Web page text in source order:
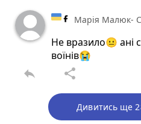
Марія Малюк-
Не вразило😐 ані
воїнів😭
reply share
Дивитись ще